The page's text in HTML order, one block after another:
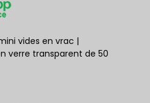
vides en vrac |
verre transparent de 50